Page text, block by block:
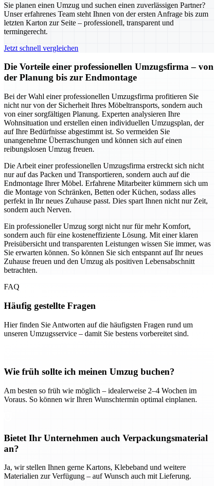
Sie planen einen Umzug und suchen einen zuverlässigen Partner?
Unser erfahrenes Team steht Ihnen von der ersten Anfrage bis zum
letzten Karton zur Seite – professionell, transparent und
termingerecht.
Jetzt schnell vergleichen
Die Vorteile einer professionellen Umzugsfirma – von
der Planung bis zur Endmontage
Bei der Wahl einer professionellen Umzugsfirma profitieren Sie
nicht nur von der Sicherheit Ihres Möbeltransports, sondern auch
von einer sorgfältigen Planung. Experten analysieren Ihre
Wohnsituation und erstellen einen individuellen Umzugsplan, der
auf Ihre Bedürfnisse abgestimmt ist. So vermeiden Sie
unangenehme Überraschungen und können sich auf einen
reibungslosen Umzug freuen.
Die Arbeit einer professionellen Umzugsfirma erstreckt sich nicht
nur auf das Packen und Transportieren, sondern auch auf die
Endmontage Ihrer Möbel. Erfahrene Mitarbeiter kümmern sich um
die Montage von Schränken, Betten oder Küchen, sodass alles
perfekt in Ihr neues Zuhause passt. Dies spart Ihnen nicht nur Zeit,
sondern auch Nerven.
Ein professioneller Umzug sorgt nicht nur für mehr Komfort,
sondern auch für eine kosteneffiziente Lösung. Mit einer klaren
Preisübersicht und transparenten Leistungen wissen Sie immer, was
Sie erwarten können. So können Sie sich entspannt auf Ihr neues
Zuhause freuen und den Umzug als positiven Lebensabschnitt
betrachten.
FAQ
Häufig gestellte Fragen
Hier finden Sie Antworten auf die häufigsten Fragen rund um
unseren Umzugsservice – damit Sie bestens vorbereitet sind.
Wie früh sollte ich meinen Umzug buchen?
Am besten so früh wie möglich – idealerweise 2–4 Wochen im
Voraus. So können wir Ihren Wunschtermin optimal einplanen.
Bietet Ihr Unternehmen auch Verpackungsmaterial
an?
Ja, wir stellen Ihnen gerne Kartons, Klebeband und weitere
Materialien zur Verfügung – auf Wunsch auch mit Lieferung.